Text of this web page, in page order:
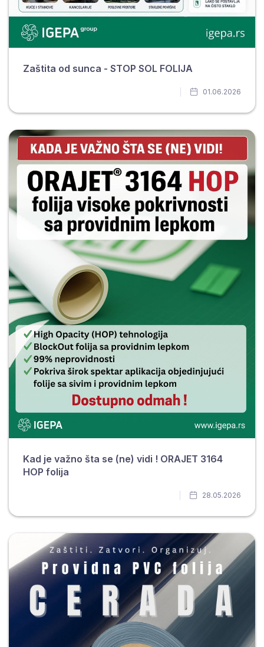
Zaštita od sunca - STOP SOL FOLIJA
01.06.2026
Kad je važno šta se (ne) vidi ! ORAJET 3164
HOP folija
28.05.2026